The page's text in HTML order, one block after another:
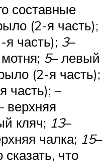
составные
(2-я часть);
часть); 3–
5– левый
(2-я часть);
часть); –
верхняя
кляч; 13–
чалка; 15–
что